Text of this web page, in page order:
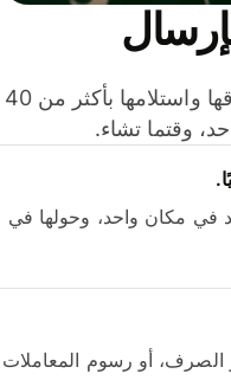
وفّر المال عند إرسال الأموال وإنفاقها واستلامها بأكثر من 40
وقتما تشاء.
مكان واحد، وحولها في
أو رسوم المعاملات